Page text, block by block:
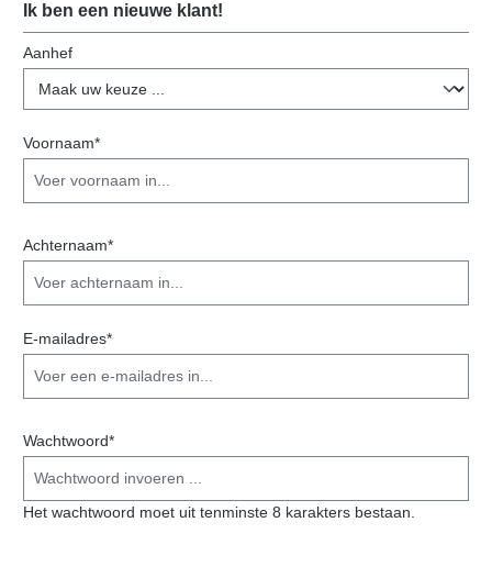
Ik ben een nieuwe klant!
account.registerPersonalLegend
Aanhef
Voornaam*
Achternaam*
E-mailadres*
Wachtwoord*
Het wachtwoord moet uit tenminste 8 karakters bestaan.